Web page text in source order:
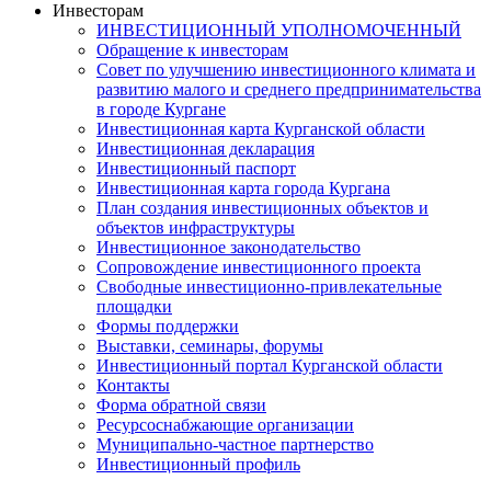
Инвесторам
ИНВЕСТИЦИОННЫЙ УПОЛНОМОЧЕННЫЙ
Обращение к инвесторам
Совет по улучшению инвестиционного климата и
развитию малого и среднего предпринимательства
в городе Кургане
Инвестиционная карта Курганской области
Инвестиционная декларация
Инвестиционный паспорт
Инвестиционная карта города Кургана
План создания инвестиционных объектов и
объектов инфраструктуры
Инвестиционное законодательство
Сопровождение инвестиционного проекта
Свободные инвестиционно-привлекательные
площадки
Формы поддержки
Выставки, семинары, форумы
Инвестиционный портал Курганской области
Контакты
Форма обратной связи
Ресурсоснабжающие организации
Муниципально-частное партнерство
Инвестиционный профиль